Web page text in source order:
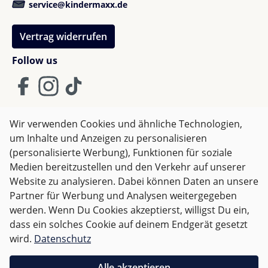
Prüfnorm:Entspricht dem europäischen
Standard EN1466
Zertifizierte Fabrik:
18001
Gewicht:
Maße (L x B x H):
Faltmaß (L x B x H):
Wächst mit deiner Familie mit
Ein weiterer Clou der DEMI Next Babywanne: Sie passt
sich deinem Leben an. Gemeinsam mit einem
Sportsitz oder dem Rider Board verwandelst du
deinen DEMI Next im Handumdrehen in einen
Geschwisterwagen, wenn deine Familie Zuwachs
erhält. Somit bleibst du in jeder Lebensphase perfekt
gerüstet – ob du nun mit einem Neugeborenen
durchstartest oder bereits ein älteres Kind an deiner
Follow us
service@kindermaxx.de
Vertrag widerrufen
AGB Impressum
Datenschutz
Widerrufsrecht
Alle Preise inkl. gesetzl. Mehrwertsteuer zzgl.Versandkosten
und ggf. Nachnahmegebühren, wenn nicht anders
angegeben.
Für Deutschland sind Bestellungen ab 50,- EUR
Wir verwenden Cookies und ähnliche Technologien,
um Inhalte und Anzeigen zu personalisieren
(personalisierte Werbung), Funktionen für soziale
Medien bereitzustellen und den Verkehr auf unserer
Website zu analysieren. Dabei können Daten an unsere
Partner für Werbung und Analysen weitergegeben
werden. Wenn Du Cookies akzeptierst, willigst Du ein,
dass ein solches Cookie auf deinem Endgerät gesetzt
wird. Datenschutz